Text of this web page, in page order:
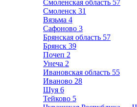
Смоленская область 57
Смоленск 31
Вязьма 4
Сафоново 3
Брянская область 57
Брянск 39
Почеп 2
Унеча 2
Ивановская область 55
Иваново 28
Шуя 6
Тейково 5